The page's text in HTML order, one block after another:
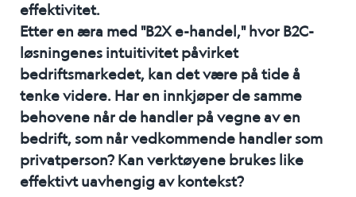
effektivitet.
Etter en æra med "B2X e-handel," hvor B2C-
løsningenes intuitivitet påvirket
bedriftsmarkedet, kan det være på tide å
tenke videre. Har en innkjøper de samme
behovene når de handler på vegne av en
bedrift, som når vedkommende handler som
privatperson? Kan verktøyene brukes like
effektivt uavhengig av kontekst?